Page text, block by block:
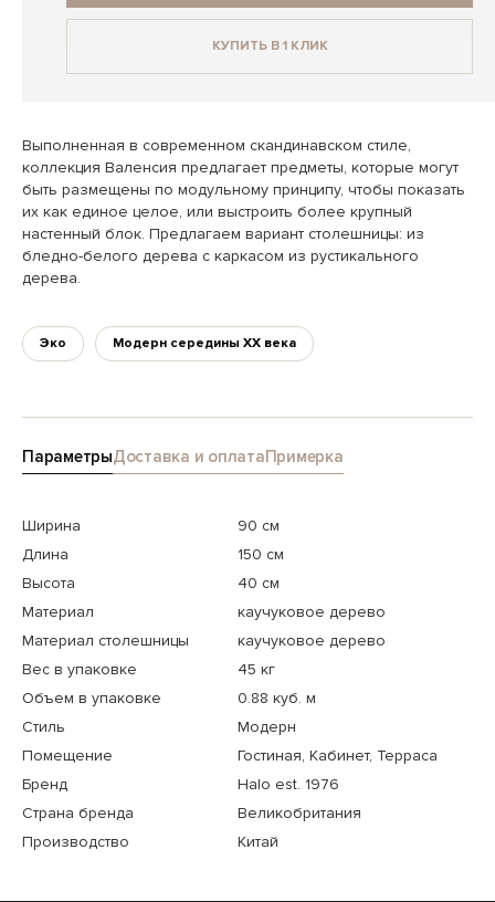
КУПИТЬ В 1 КЛИК
Выполненная в современном скандинавском стиле,
коллекция Валенсия предлагает предметы, которые могут
быть размещены по модульному принципу, чтобы показать
их как единое целое, или выстроить более крупный
настенный блок. Предлагаем вариант столешницы: из
бледно-белого дерева с каркасом из рустикального
дерева.
Эко Модерн середины XX века
ПараметрыДоставка и оплатаПримерка
Ширина
90 см
Длина
150 см
Высота
40 см
Материал
каучуковое дерево
Материал столешницы
каучуковое дерево
Вес в упаковке
45 кг
Объем в упаковке
0.88 куб. м
Стиль
Модерн
Помещение
Гостиная, Кабинет, Терраса
Бренд
Halo est. 1976
Страна бренда
Великобритания
Производство
Китай